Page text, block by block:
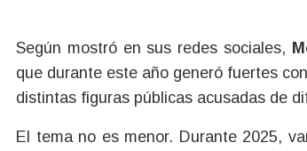
Según mostró en sus redes sociales,
que durante este año generó fuertes
distintas figuras públicas acusadas de
El tema no es menor. Durante 2025,